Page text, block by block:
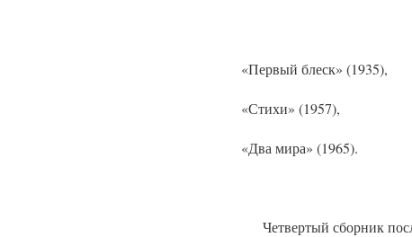
«Первый блеск» (1935),
«Стихи» (1957),
«Два мира» (1965).
Четвертый сборник